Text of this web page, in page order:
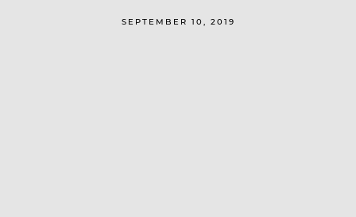
SEPTEMBER 10, 2019